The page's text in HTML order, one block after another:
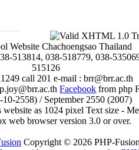
Website Chachoengsao Thailand
513814, 038-518779, 038-
515126
call 201 e-mail : brr@brr.ac.th
Facebook from php
10-2558) / September 2550 (2007)
website as 1024 pixel Text size -
web browser version 3.0 or over.
Copyright © 2026 PHP-